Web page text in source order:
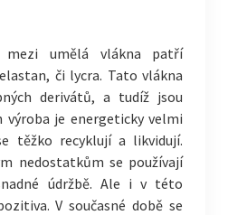
umělá vlákna patří
či lycra. Tato vlákna
derivátů, a tudíž jsou
výroba je energeticky velmi
těžko recyklují a likvidují.
nedostatkům se používají
údržbě. Ale i v této
V současné době se